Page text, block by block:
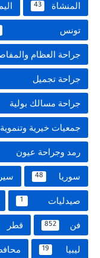
المنشاة 43
تونس
جراحة العظام
جراحة تجميل
جراحة مسالك بولية
جمعيات خيرية
رمد وجراحة عيون
سوريا 48
صيدليات 1
فن 852 قطر
ليبيا 19